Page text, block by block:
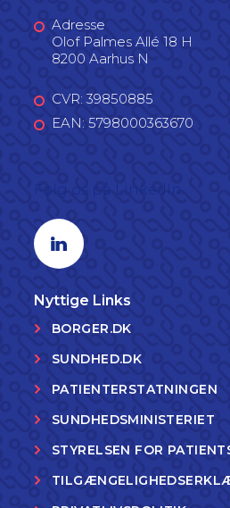
Adresse
Olof Palmes Allé 18 H
8200 Aarhus N
CVR: 39850885
EAN: 5798000363670
Linkedin profil
Nyttige Links
BORGER.DK
SUNDHED.DK
PATIENTERSTATNINGEN
SUNDHEDSMINISTERIET
STYRELSEN FOR